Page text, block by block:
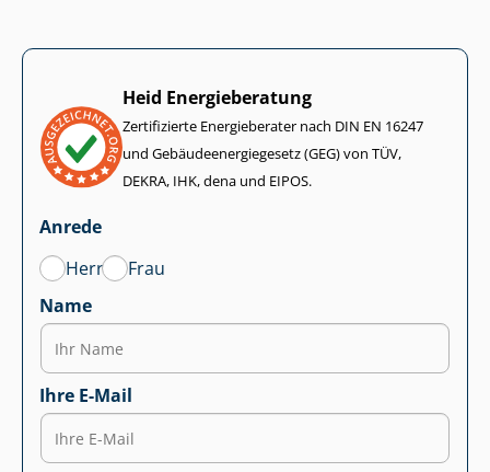
Heid Energieberatung
Zertifizierte Energieberater nach DIN EN 16247
und Ge­bäu­de­en­er­gie­ge­setz (GEG) von TÜV,
DEKRA, IHK, dena und EIPOS.
Anrede
Herr
Frau
Name
Ihre E-Mail